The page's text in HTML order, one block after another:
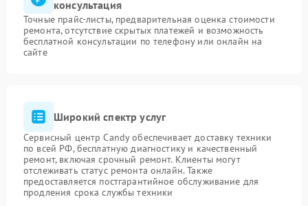
консультация
Точные прайс-листы, предварительная оценка стоимости
ремонта, отсутствие скрытых платежей и возможность
бесплатной консультации по телефону или онлайн на
сайте
Широкий спектр услуг
Сервисный центр Candy обеспечивает доставку техники
по всей РФ, бесплатную диагностику и качественный
ремонт, включая срочный ремонт. Клиенты могут
отслеживать статус ремонта онлайн. Также
предоставляется постгарантийное обслуживание для
продления срока службы техники